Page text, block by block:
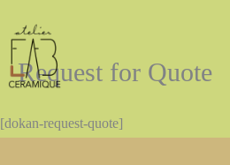
au
contenu
Request for Quote
[dokan-request-quote]